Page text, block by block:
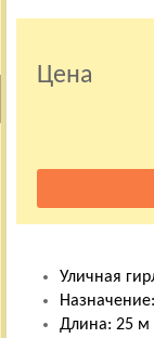
Цена
Уличная
Длина: 25 м